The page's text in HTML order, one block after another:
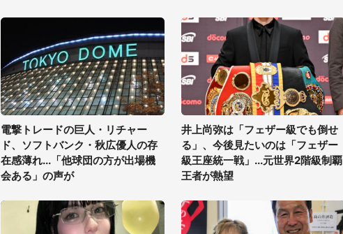
電撃トレードの巨人・リチャー
ド、ソフトバンク・秋広優人の存
在感薄れ...「他球団の方が出場機
会ある」の声が
井上尚弥は「フェザー級でも倒せ
る」、今後見たいのは「フェザー
級王座統一戦」...元世界2階級制覇
王者が熱望